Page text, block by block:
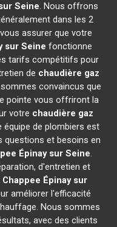
Seine. Nous offrons
dans les 2
assurer que votre
sur Seine fonctionne
tarifs compétitifs pour
de chaudière gaz
convaincus que
pointe vous offriront la
votre chaudière gaz
équipe de plombiers est
questions et besoins en
Épinay sur Seine.
d'entretien et
Épinay sur
améliorer l'efficacité
Nous sommes
avec des clients